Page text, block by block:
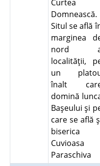
Curtea
Domnească.
Situl se află
marginea
nord
localităţii,
un
înalt
domină
Başeului şi
care se află
biserica
Cuvioasa
Paraschiva